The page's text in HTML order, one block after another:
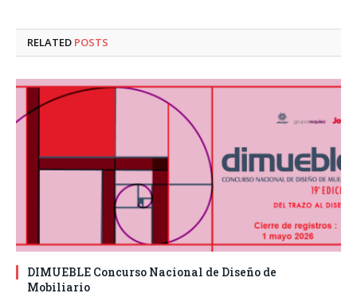
RELATED POSTS
DIMUEBLE Concurso Nacional de Diseño de
Mobiliario